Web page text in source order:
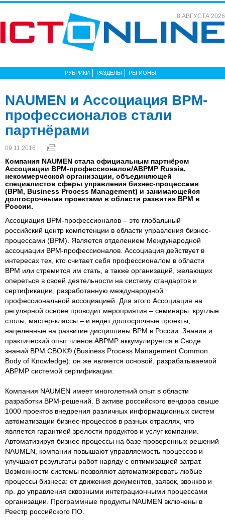
8 АВГУСТА 2026
РУБРИКИ РАЗДЕЛЫ РЕГИОНЫ
NAUMEN и Ассоциация BPM-
профессионалов стали
партнёрами
09.11.2016 |
Компания NAUMEN стала официальным партнёром
Ассоциации BPM-профессионалов/ABPMP Russia,
некоммерческой организации, объединяющей
специалистов сферы управления бизнес-процессами
(BPM, Business Process Management) и занимающейся
долгосрочными проектами в области развития BPM в
России.
Ассоциация BPM-профессионалов – это глобальный
российский центр компетенции в области управления бизнес-
процессами (BPM). Является отделением Международной
ассоциации BPM-профессионалов. Ассоциация действует в
интересах тех, кто считает себя профессионалом в области
BPM или стремится им стать, а также организаций, желающих
опереться в своей деятельности на систему стандартов и
сертификации, разработанную международной
профессиональной ассоциацией. Для этого Ассоциация на
регулярной основе проводит мероприятия – семинары, круглые
столы, мастер-классы – и ведет долгосрочные проекты,
нацеленные на развитие дисциплины BPM в России. Знания и
практический опыт членов ABPMP аккумулируется в Своде
знаний BPM CBOK® (Business Process Management Common
Body of Knowledge); он же является основой, разрабатываемой
ABPMP системой сертификации.
Компания NAUMEN имеет многолетний опыт в области
разработки BPM-решений. В активе российского вендора свыше
1000 проектов внедрения различных информационных систем
автоматизации бизнес-процессов в разных отраслях, что
является гарантией зрелости продуктов и услуг компании.
Автоматизируя бизнес-процессы на базе проверенных решений
NAUMEN, компании повышают управляемость процессов и
улучшают результаты работ наряду с оптимизацией затрат.
Возможности системы позволяют автоматизировать любые
процессы бизнеса: от движения документов, заявок, звонков и
пр. до управления сквозными интеграционными процессами
организации. Программные продукты NAUMEN включены в
Реестр российского ПО.